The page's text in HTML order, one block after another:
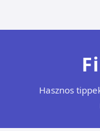
Hasznos